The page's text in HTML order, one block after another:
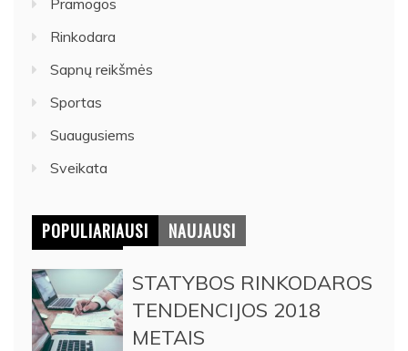
Rinkodara
Sapnų reikšmės
Sportas
Suaugusiems
Sveikata
POPULIARIAUSI NAUJAUSI
STATYBOS RINKODAROS
TENDENCIJOS 2018
METAIS